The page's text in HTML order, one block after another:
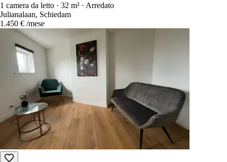
1 camera da letto · 32 m² · Arredato
Julianalaan, Schiedam
1.450 € /mese